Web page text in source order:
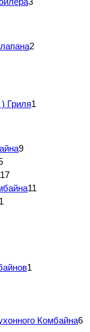
2
Гриля1
9
17
11
1
Комбайна6